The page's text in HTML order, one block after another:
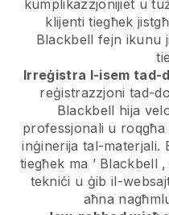
kumplikazzjonijiet u
klijenti tiegħek
Blackbell fejn ikunu
Irreġistra l-isem tad-
reġistrazzjoni tad-
Blackbell hija
professjonali u
inġinerija tal-materjali.
tiegħek ma ’ Blackbell
tekniċi u ġib il-
aħna